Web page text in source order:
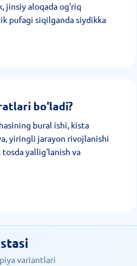
jinsiy aloqada og'riq
pufagi siqilganda siydikka
bo'ladi?
bural ishi, kista
yiringli jarayon rivojlanishi
yallig'lanish va
variantlari